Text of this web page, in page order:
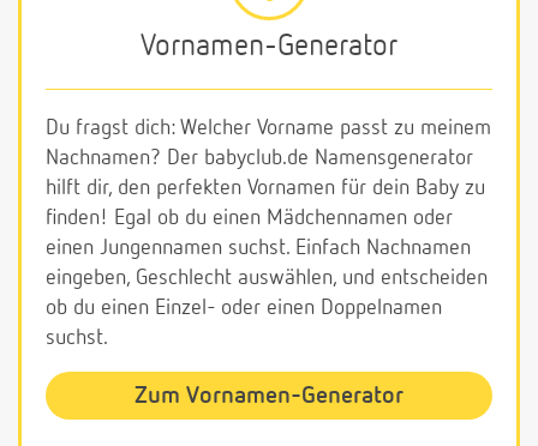
Vornamen-Generator
Du fragst dich: Welcher Vorname passt zu meinem
Nachnamen? Der babyclub.de Namensgenerator
hilft dir, den perfekten Vornamen für dein Baby zu
finden! Egal ob du einen Mädchennamen oder
einen Jungennamen suchst. Einfach Nachnamen
eingeben, Geschlecht auswählen, und entscheiden
ob du einen Einzel- oder einen Doppelnamen
suchst.
Zum Vornamen-Generator